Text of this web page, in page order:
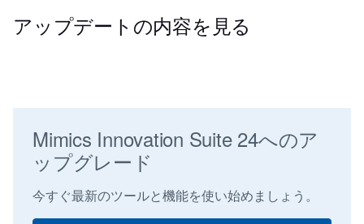
アップデートの内容を見る
Mimics Innovation Suite 24へのア
ップグレード
今すぐ最新のツールと機能を使い始めましょう。